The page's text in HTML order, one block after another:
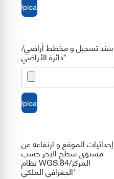
سند تسجيل و مخطط أراضي/
دائرة الأراضي
إحداثيات الموقع و ارتفاعه عن
مستوى سطح البحر حسب
نظام WGS.84/المركز
الجغرافي الملكي